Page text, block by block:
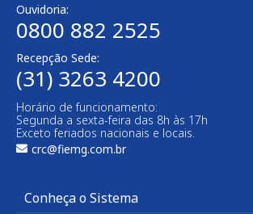
Ouvidoria:
0800 882 2525​
Recepção Sede:
(31) 3263 4200
Horário de funcionamento:
Segunda a sexta-feira das 8h às 17h
Exceto feriados nacionais e locais.
crc@fiemg.com.br
Conheça o Sistema